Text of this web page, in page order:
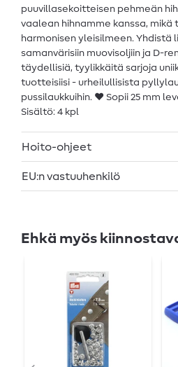
puuvillasekoitteisen pehmeän
vaalean hihnamme kanssa, mikä
harmonisen yleisilmeen. Yhdistä
samanvärisiin muovisoljiin ja D-
täydellisiä, tyylikkäitä sarjoja
tuotteisiisi - urheilullisista
pussilaukkuihin. ♥ Sopii 25 mm
Sisältö: 4 kpl
Hoito-ohjeet
EU:n vastuuhenkilö
Ehkä myös